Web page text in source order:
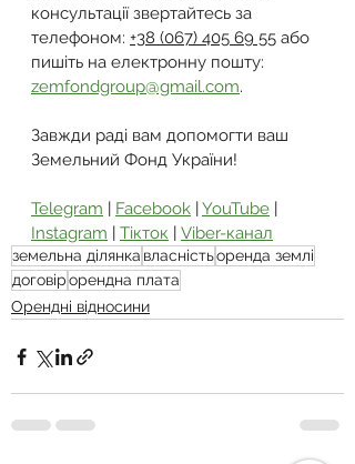
консультації звертайтесь за
телефоном: +38 (067) 405 69 55 або
пишіть на електронну пошту:
zemfondgroup@gmail.com.
Завжди раді вам допомогти ваш
Земельний Фонд України!
Telegram | Facebook | YouTube |
Instagram | Тікток | Viber-канал
земельна ділянка власністьоренда землі
договірорендна плата
Орендні відносини